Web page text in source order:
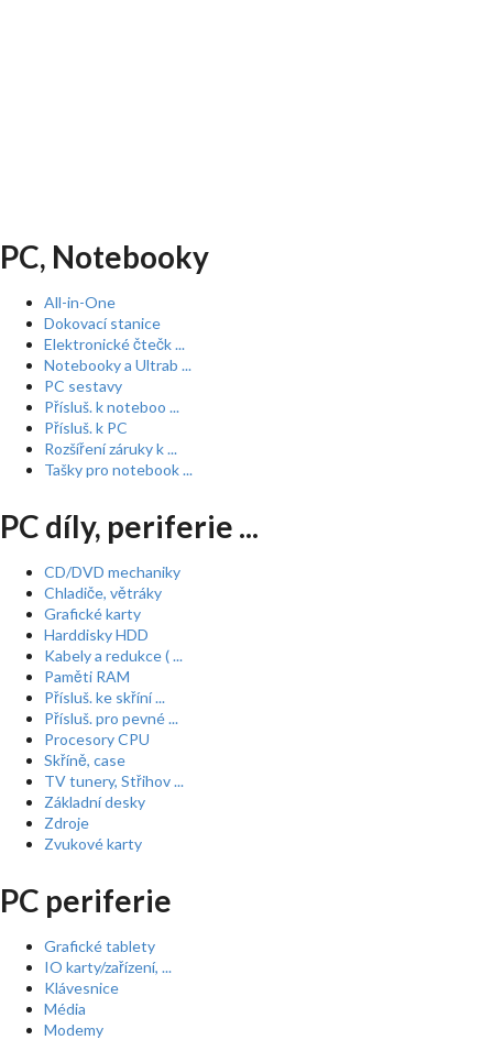
PC, Notebooky
All-in-One
Dokovací stanice
Elektronické čtečk ...
Notebooky a Ultrab ...
PC sestavy
Přísluš. k noteboo ...
Přísluš. k PC
Rozšíření záruky k ...
Tašky pro notebook ...
PC díly, periferie ...
CD/DVD mechaniky
Chladiče, větráky
Grafické karty
Harddisky HDD
Kabely a redukce ( ...
Paměti RAM
Přísluš. ke skříní ...
Přísluš. pro pevné ...
Procesory CPU
Skříně, case
TV tunery, Střihov ...
Základní desky
Zdroje
Zvukové karty
PC periferie
Grafické tablety
IO karty/zařízení, ...
Klávesnice
Média
Modemy